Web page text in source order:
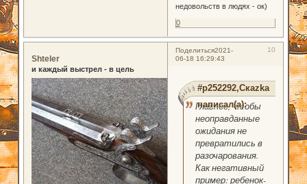
недовольств в людях - ок)
0
Поделиться 10
2021-
06-18 16:29:43
Shteler
и каждый выстрел - в цель
#p252292,Скаzka
написал(а):
Главное, чтобы
неоправданные
ожидания не
превратились в
разочарования.
Как негативный
пример: ребенок-